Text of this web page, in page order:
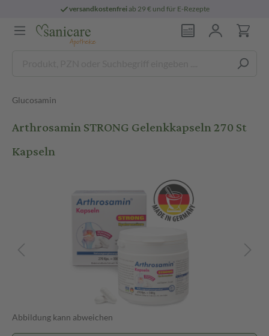
versandkostenfreiab 29 € und für E-Rezepte
Glucosamin
Arthrosamin STRONG Gelenkkapseln 270 St
Kapseln
Abbildung kann abweichen